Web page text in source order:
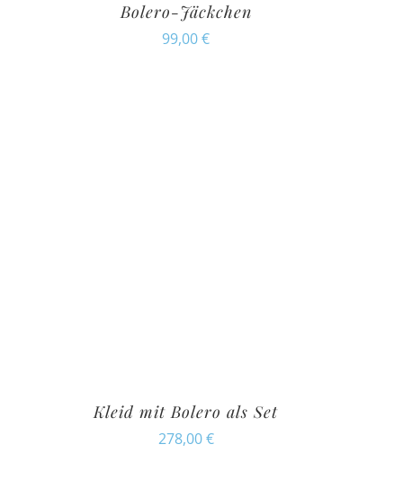
Bolero-Jäckchen
99,00€
Kleid mit Bolero als Set
278,00€